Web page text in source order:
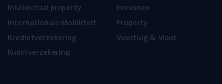
Intel­lec­tu­al property
Inter­na­ti­o­na­le Mobiliteit
Kre­diet­ver­ze­ke­ring
Kunst­ver­ze­ke­ring
Per­so­nen
Pro­per­ty
Voer­tuig& vloot